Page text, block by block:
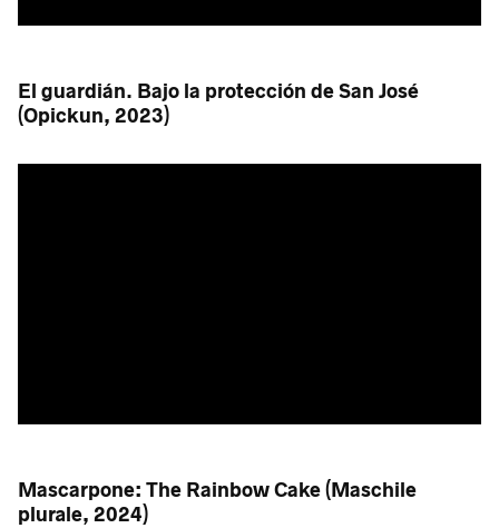
El guardián. Bajo la protección de San José
(Opickun, 2023)
Mascarpone: The Rainbow Cake (Maschile
plurale, 2024)